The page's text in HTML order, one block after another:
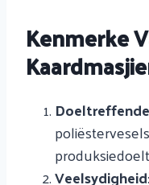
Kenmerke
Veelsydigheid